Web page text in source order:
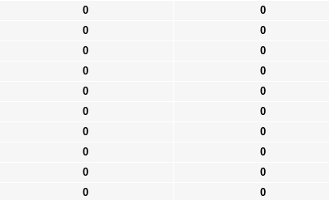
0 0
0 0
0 0
0 0
0 0
0 0
0 0
0 0
0 0
0 0